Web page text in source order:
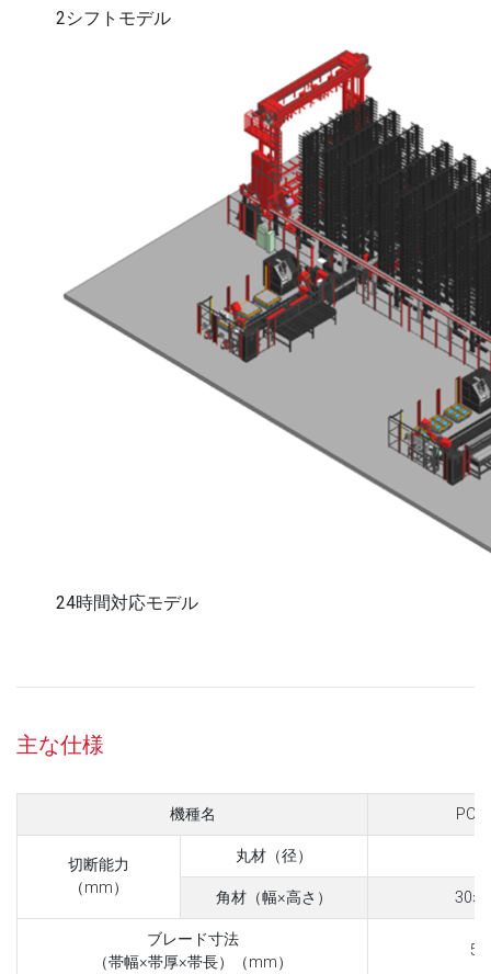
2シフトモデル
24時間対応モデル
主な仕様
機種名
切断能力
（mm）
丸材（径）
角材（幅×高さ）
ブレード寸法
（帯幅×帯厚×帯長）（mm）